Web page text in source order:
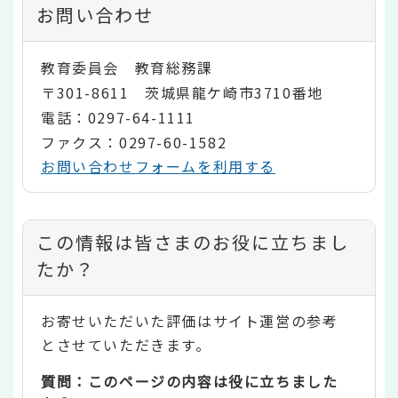
お問い合わせ
教育委員会 教育総務課
〒301-8611 茨城県龍ケ崎市3710番地
電話：0297-64-1111
ファクス：0297-60-1582
お問い合わせフォームを利用する
コ
ン
テ
ン
ツ
この情報は皆さまのお役に立ちまし
たか？
お寄せいただいた評価はサイト運営の参考
とさせていただきます。
質問：このページの内容は役に立ちました